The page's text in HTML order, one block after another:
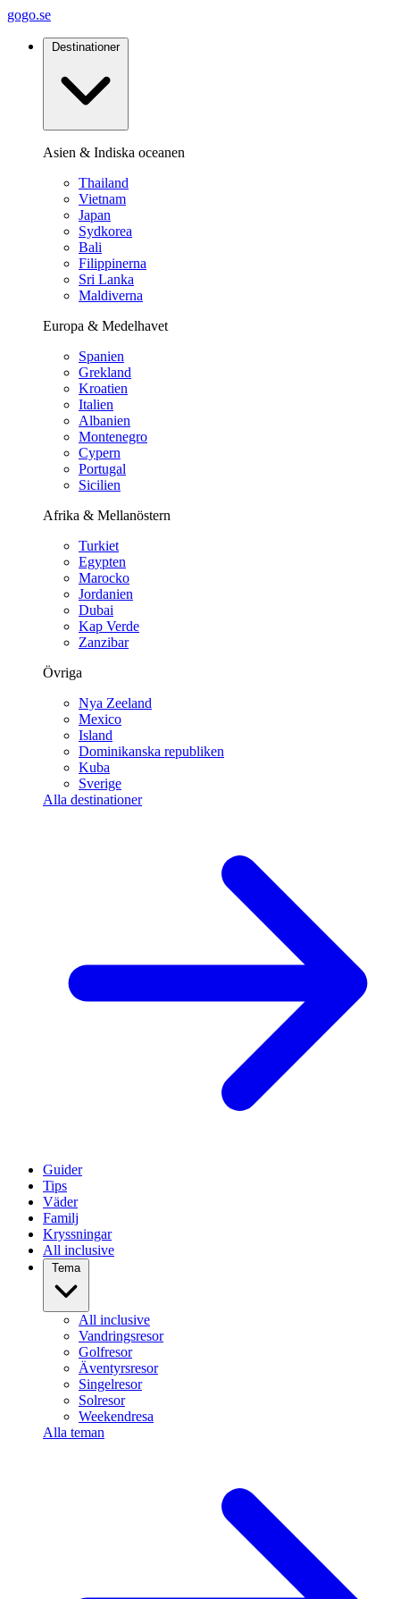
gogo.se
Destinationer
Asien & Indiska oceanen
Thailand
Vietnam
Japan
Sydkorea
Bali
Filippinerna
Sri Lanka
Maldiverna
Europa & Medelhavet
Spanien
Grekland
Kroatien
Italien
Albanien
Montenegro
Cypern
Portugal
Sicilien
Afrika & Mellanöstern
Turkiet
Egypten
Marocko
Jordanien
Dubai
Kap Verde
Zanzibar
Övriga
Nya Zeeland
Mexico
Island
Dominikanska republiken
Kuba
Sverige
Alla destinationer
Guider
Tips
Väder
Familj
Kryssningar
All inclusive
Tema
All inclusive
Vandringsresor
Golfresor
Äventyrsresor
Singelresor
Solresor
Weekendresa
Alla teman